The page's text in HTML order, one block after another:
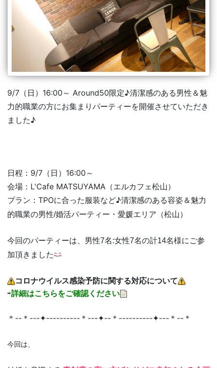
9/7（日）16:00～ Around50限定♪清潔感のある男性＆魅
力的職業の方にお集まりパーティーを開催させていただき
ました♪
日程：9/7（日）16:00～
会場：L'Cafe MATSUYAMA（エルカフェ松山）
プラン： TPOに合った服装など♪清潔感のある容姿＆魅力
的職業の男性​/婚活パーティー・愛媛エリア（松山）
今回のパーティーは、男性7名:女性7名の計14名様にご参
加頂きました
コロナウイルス感染予防に関する対応について
⇨詳細はこちらをご確認ください
＊--＊---✦----------＊---✦--＊----------✦---＊--＊
今回は、